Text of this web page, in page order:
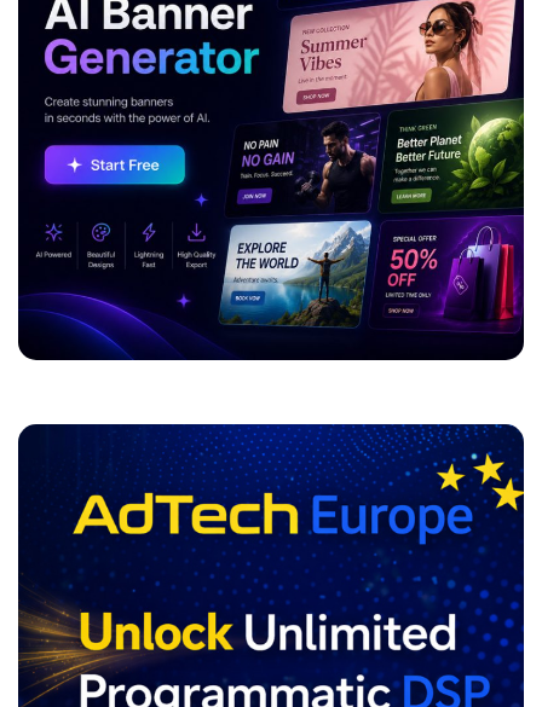
ADVERTISEMENT